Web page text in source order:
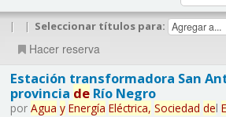
| | Seleccionar títulos para:
Hacer reserva
Estación transformadora San
provincia deRío Negro
por Agua y Energía Eléctrica, Sociedad del